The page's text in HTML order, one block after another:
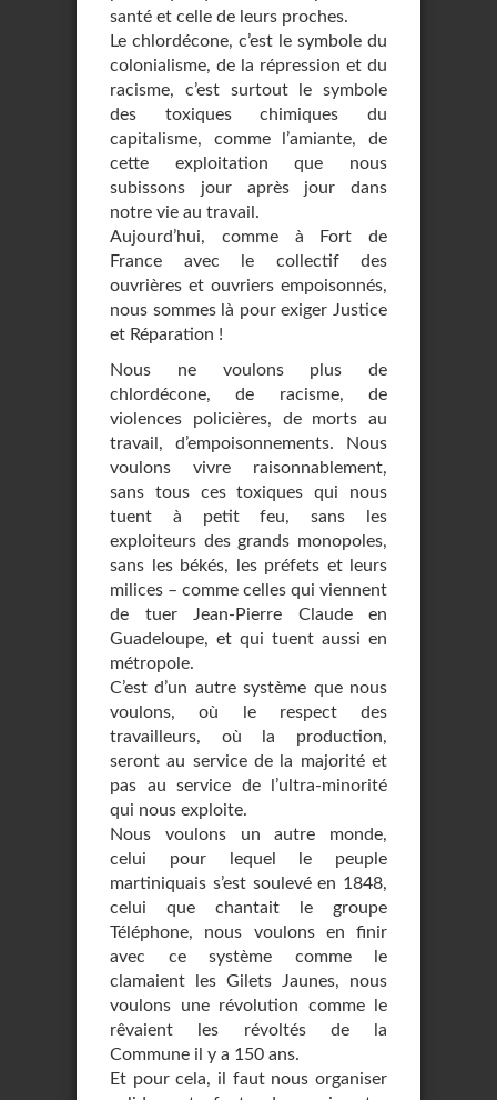
santé et celle de leurs proches.
Le chlordécone, c’est le symbole du
colonialisme, de la répression et du
racisme, c’est surtout le symbole
des toxiques chimiques du
capitalisme, comme l’amiante, de
cette exploitation que nous
subissons jour après jour dans
notre vie au travail.
Aujourd’hui, comme à Fort de
France avec le collectif des
ouvrières et ouvriers empoisonnés,
nous sommes là pour exiger Justice
et Réparation !
Nous ne voulons plus de
chlordécone, de racisme, de
violences policières, de morts au
travail, d’empoisonnements. Nous
voulons vivre raisonnablement,
sans tous ces toxiques qui nous
tuent à petit feu, sans les
exploiteurs des grands monopoles,
sans les békés, les préfets et leurs
milices – comme celles qui viennent
de tuer Jean-Pierre Claude en
Guadeloupe, et qui tuent aussi en
métropole.
C’est d’un autre système que nous
voulons, où le respect des
travailleurs, où la production,
seront au service de la majorité et
pas au service de l’ultra-minorité
qui nous exploite.
Nous voulons un autre monde,
celui pour lequel le peuple
martiniquais s’est soulevé en 1848,
celui que chantait le groupe
Téléphone, nous voulons en finir
avec ce système comme le
clamaient les Gilets Jaunes, nous
voulons une révolution comme le
rêvaient les révoltés de la
Commune il y a 150 ans.
Et pour cela, il faut nous organiser